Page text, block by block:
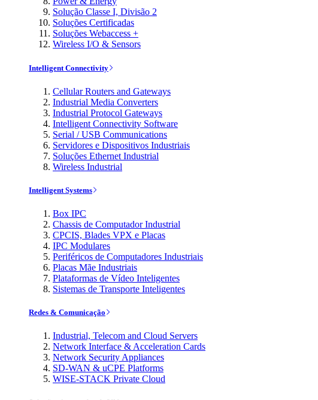
Solução Classe I, Divisão 2
Soluções Certificadas
Soluções Webaccess +
Wireless I/O & Sensors
Intelligent Connectivity
Cellular Routers and Gateways
Industrial Media Converters
Industrial Protocol Gateways
Intelligent Connectivity Software
Serial / USB Communications
Servidores e Dispositivos Industriais
Soluções Ethernet Industrial
Wireless Industrial
Intelligent Systems
Box IPC
Chassis de Computador Industrial
CPCIS, Blades VPX e Placas
IPC Modulares
Periféricos de Computadores Industriais
Placas Mãe Industriais
Plataformas de Vídeo Inteligentes
Sistemas de Transporte Inteligentes
Redes & Comunicação
Industrial, Telecom and Cloud Servers
Network Interface & Acceleration Cards
Network Security Appliances
SD-WAN & uCPE Platforms
WISE-STACK Private Cloud